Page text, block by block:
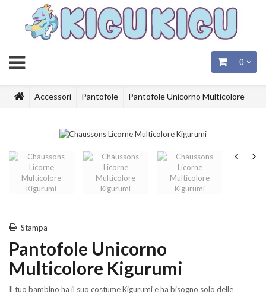
0
Accessori Pantofole Pantofole Unicorno Multicolore
Stampa
Pantofole Unicorno
Multicolore Kigurumi
Il tuo bambino ha il suo costume Kigurumi e ha bisogno solo delle